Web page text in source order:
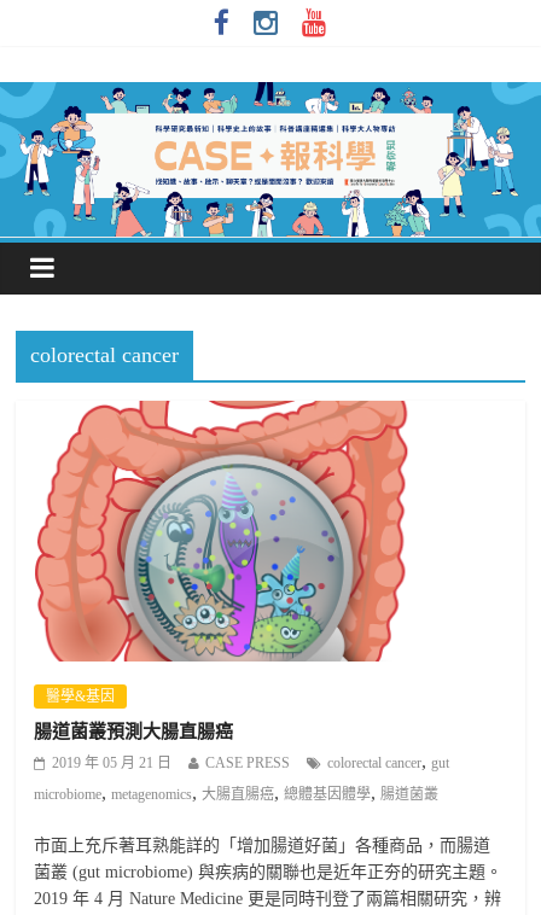
colorectal cancer
醫學&基因
腸道菌叢預測大腸直腸癌
2019 年 05 月 21 日 CASE PRESS colorectal cancer,gut
microbiome,metagenomics,大腸直腸癌,總體基因體學,腸道菌叢
市面上充斥著耳熟能詳的「增加腸道好菌」各種商品，而腸道
菌叢 (gut microbiome) 與疾病的關聯也是近年正夯的研究主題。
2019 年 4 月 Nature Medicine 更是同時刊登了兩篇相關研究，辨